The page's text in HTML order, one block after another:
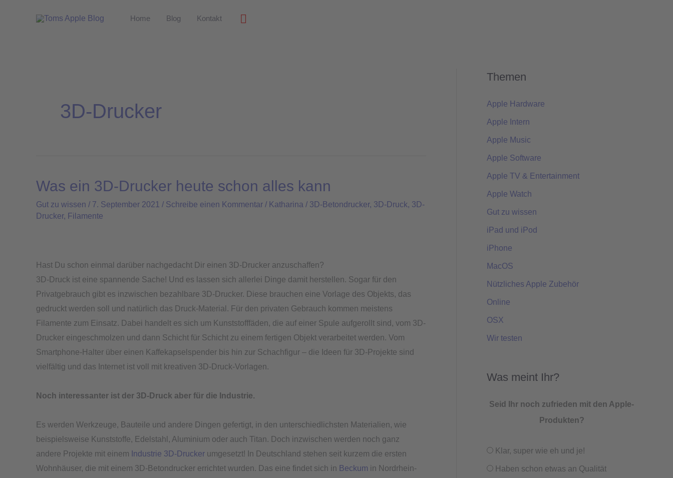
Home Blog Kontakt Suchen
3D-Drucker
Was ein 3D-Drucker heute schon alles kann
Gut zu wissen / 7. September 2021 / Schreibe einen Kommentar / Katharina / 3D-Betondrucker, 3D-Druck, 3D-
Drucker, Filamente
Hast Du schon einmal darüber nachgedacht Dir einen 3D-Drucker anzuschaffen?
3D-Druck ist eine spannende Sache! Und es lassen sich allerlei Dinge damit herstellen. Sogar für den
Privatgebrauch gibt es inzwischen bezahlbare 3D-Drucker. Diese brauchen eine Vorlage des Objekts, das
gedruckt werden soll und natürlich das Druck-Material. Für den privaten Gebrauch kommen meistens
Filamente zum Einsatz. Dabei handelt es sich um Kunststofffäden, die auf einer Spule aufgerollt sind, vom 3D-
Drucker eingeschmolzen und dann Schicht für Schicht zu einem fertigen Objekt verarbeitet werden. Vom
Smartphone-Halter über einen Kaffekapselspender bis hin zur Schachfigur – die Ideen für 3D-Projekte sind
vielfältig und das Internet ist voll mit kreativen 3D-Druck-Vorlagen.
Noch interessanter ist der 3D-Druck aber für die Industrie.
Es werden Werkzeuge, Bauteile und andere Dingen gefertigt, in den unterschiedlichsten Materialien, wie
beispielsweise Kunststoffe, Edelstahl, Aluminium oder auch Titan. Doch inzwischen werden noch ganz
andere Projekte mit einem Industrie 3D-Drucker umgesetzt! In Deutschland stehen seit kurzem die ersten
Wohnhäuser, die mit einem 3D-Betondrucker errichtet wurden. Das eine findet sich in Beckum in Nordrhein-
Was
3D-
alles
kann
Themen
Apple Hardware
Apple Intern
Apple Music
Apple Software
Apple TV & Entertainment
Apple Watch
Gut zu wissen
iPad und iPod
iPhone
MacOS
Nützliches Apple Zubehör
Online
OSX
Wir testen
Was meint Ihr?
Seid Ihr noch zufrieden mit den Apple-
Produkten?
Klar, super wie eh und je!
Haben schon etwas an Qualität